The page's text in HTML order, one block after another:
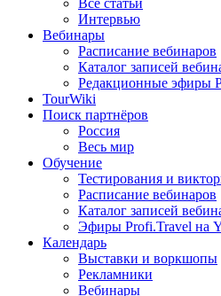
Все статьи
Интервью
Вебинары
Расписание вебинаров
Каталог записей
Редакционные эфиры
TourWiki
Поиск партнёров
Россия
Весь мир
Обучение
Тестирования и
Расписание вебинаров
Каталог записей
Эфиры Profi.Travel на
Календарь
Выставки и воркшопы
Рекламники
Вебинары